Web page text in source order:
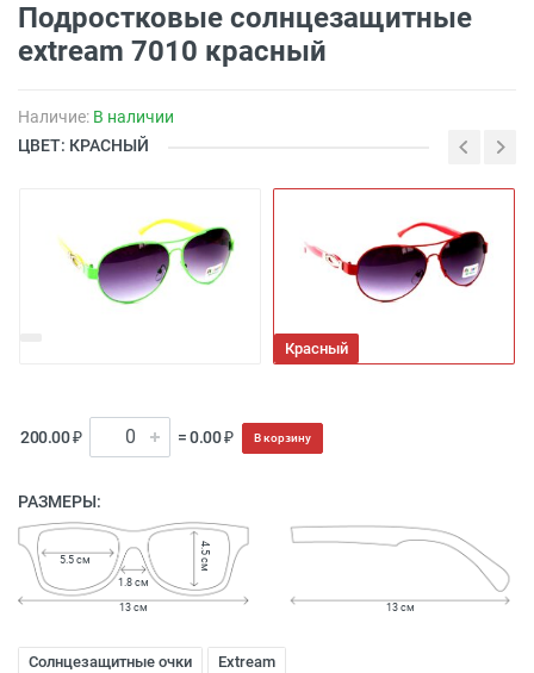
Подростковые солнцезащитные
extream 7010 красный
Наличие: В наличии
ЦВЕТ: КРАСНЫЙ
Красный
200.00 ₽ = 0.00 ₽ В корзину
РАЗМЕРЫ:
1.8 см
5.5 см 4.5 см
13 см 13 см
Солнцезащитные очки Еxtream